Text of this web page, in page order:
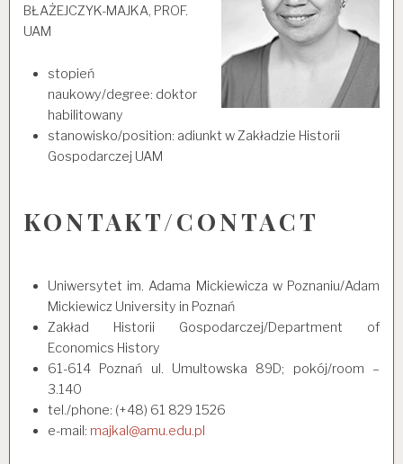
BŁAŻEJCZYK-MAJKA, PROF.
UAM
stopień
naukowy/degree: doktor
habilitowany
stanowisko/position: adiunkt w Zakładzie Historii
Gospodarczej UAM
KONTAKT/CONTACT
Uniwersytet im. Adama Mickiewicza w Poznaniu/Adam
Mickiewicz University in Poznań
Zakład Historii Gospodarczej/Department of
Economics History
61-614 Poznań ul. Umultowska 89D; pokój/room –
3.140
tel./phone: (+48) 61 829 1526
e-mail: majkal@amu.edu.pl